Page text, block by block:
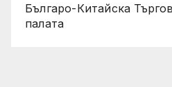
Българо-Китайска
палaта